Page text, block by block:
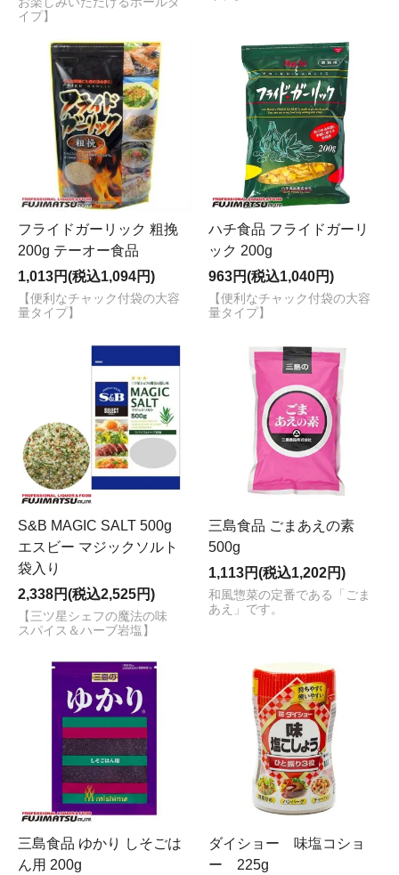
イプ】
フライドガーリック 粗挽
200g テーオー食品
1,013円(税込1,094円)
【便利なチャック付袋の大容
量タイプ】
ハチ食品 フライドガーリ
ック 200g
963円(税込1,040円)
【便利なチャック付袋の大容
量タイプ】
S&B MAGIC SALT 500g
エスビー マジックソルト
袋入り
2,338円(税込2,525円)
【三ツ星シェフの魔法の味
スパイス＆ハーブ岩塩】
三島食品 ごまあえの素
500g
1,113円(税込1,202円)
和風惣菜の定番である「ごま
あえ」です。
三島食品 ゆかり しそごは
ん用 200g
ダイショー 味塩コショ
ー 225g